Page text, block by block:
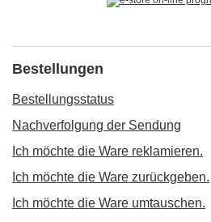
Bestellungen
Bestellungsstatus
Nachverfolgung der Sendung
Ich möchte die Ware reklamieren.
Ich möchte die Ware zurückgeben.
Ich möchte die Ware umtauschen.